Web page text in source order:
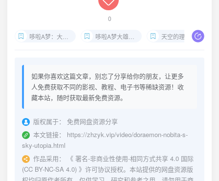
0
哆啦A梦：大雄与天空的理想乡 4K 哆啦A梦大雄与天空的理想乡下载 天空的理想乡 剧情介绍
如果你喜欢这篇文章，别忘了分享给你的朋友，让更多
人免费获取不同的影视、教程、电子书等稀缺资源！收
藏本站，随时获取最新免费资源。
版权属于：
免费网盘资源分享
本文链接：
https://zhzyk.vip/video/doraemon-nobita-s-
sky-utopia.html
作品采用：
《 署名-非商业性使用-相同方式共享 4.0 国际
(CC BY-NC-SA 4.0) 》许可协议授权。本站提供的网盘资源版